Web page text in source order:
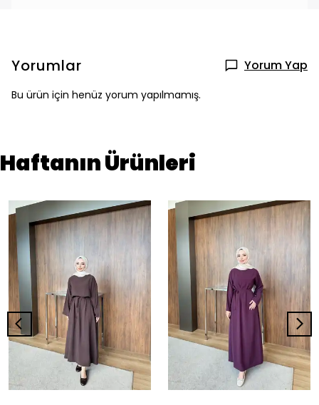
Yorumlar Yorum Yap
Bu ürün için henüz yorum yapılmamış.
Haftanın Ürünleri